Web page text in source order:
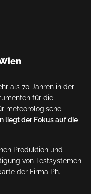
als 70 Jahren in der
für die
meteorologische
liegt der Fokus auf die
Produktion und
von Testsystemen
der Firma Ph.